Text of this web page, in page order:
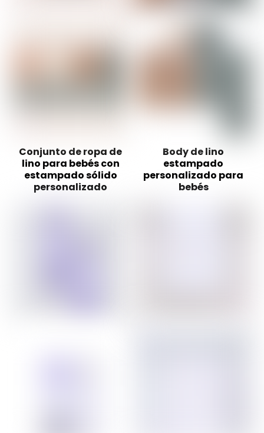
Conjunto de ropa de
lino para bebés con
estampado sólido
personalizado
Body de lino
estampado
personalizado para
bebés